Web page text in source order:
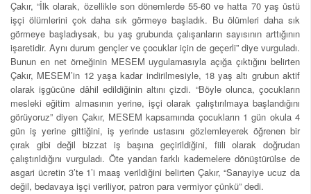
Çakır, “İlk olarak, özellikle son dönemlerde 55-60 ve hatta 70 yaş üstü
işçi ölümlerini çok daha sık görmeye başladık. Bu ölümleri daha sık
görmeye başladıysak, bu yaş grubunda çalışanların sayısının arttığının
işaretidir. Aynı durum gençler ve çocuklar için de geçerli” diye vurguladı.
Bunun en net örneğinin MESEM uygulamasıyla açığa çıktığını belirten
Çakır, MESEM’in 12 yaşa kadar indirilmesiyle, 18 yaş altı grubun aktif
olarak işgücüne dâhil edildiğinin altını çizdi. “Böyle olunca, çocukların
mesleki eğitim almasının yerine, işçi olarak çalıştırılmaya başlandığını
görüyoruz” diyen Çakır, MESEM kapsamında çocukların 1 gün okula 4
gün iş yerine gittiğini, iş yerinde ustasını gözlemleyerek öğrenen bir
çırak gibi değil bizzat iş başına geçirildiğini, fiili olarak doğrudan
çalıştırıldığını vurguladı. Öte yandan farklı kademelere dönüştürülse de
asgari ücretin 3’te 1’i maaş verildiğini belirten Çakır, “Sanayiye ucuz da
değil, bedavaya işçi veriliyor, patron para vermiyor çünkü” dedi.